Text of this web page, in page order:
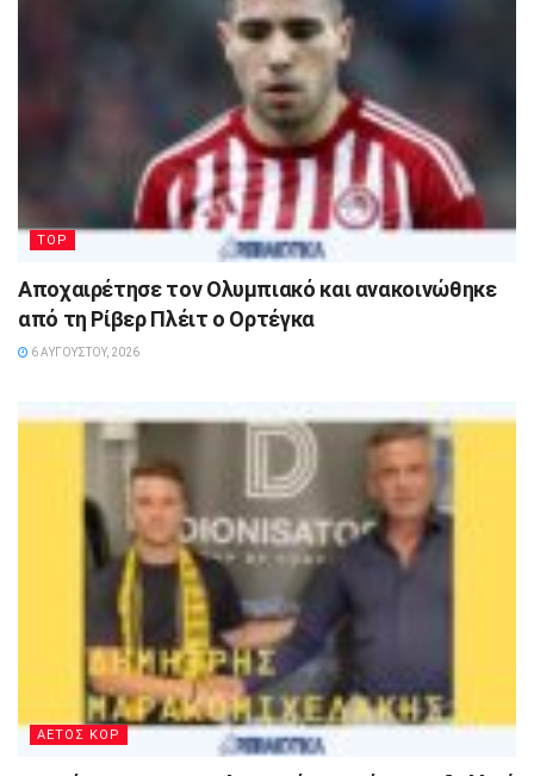
TOP
Αποχαιρέτησε τον Ολυμπιακό και ανακοινώθηκε
από τη Ρίβερ Πλέιτ ο Ορτέγκα
6 ΑΥΓΟΎΣΤΟΥ, 2026
ΑΕΤΟΣ ΚΟΡ